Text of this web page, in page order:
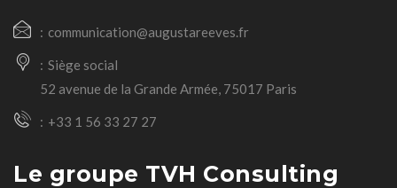
communication@augustareeves.fr
Siège social
52 avenue de la Grande Armée, 75017 Paris
+33 1 56 33 27 27
Le groupe TVH Consulting